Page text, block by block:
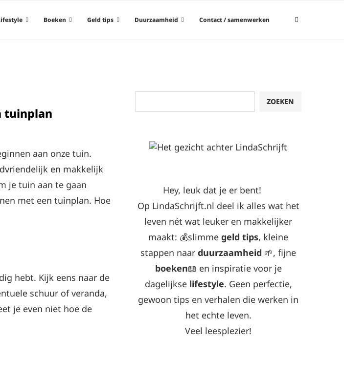
Boeken Geld tips Duurzaamheid Contact / samenwerken
tuinplan
aan onze tuin.
en makkelijk
je tuin aan te gaan
met een tuinplan. Hoe
hebt. Kijk eens naar de
schuur of veranda,
je even niet hoe de
ZOEKEN
Hey, leuk dat je er bent!
Op LindaSchrijft.nl deel ik alles wat het
leven nét wat leuker en makkelijker
maakt: 💰slimme geld tips, kleine
stappen naar duurzaamheid 🌱, fijne
boeken📖 en inspiratie voor je
dagelijkse lifestyle. Geen perfectie,
gewoon tips en verhalen die werken in
het echte leven.
Veel leesplezier!